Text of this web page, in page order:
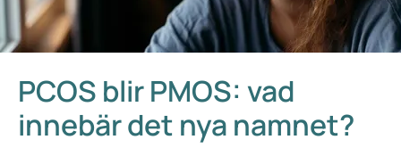
PCOS blir PMOS: vad
innebär det nya namnet?